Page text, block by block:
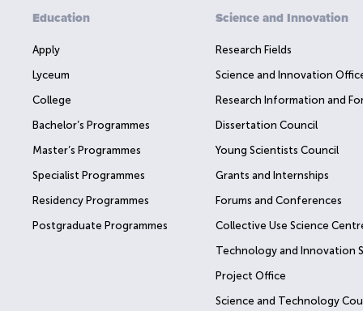
Education
Apply
Lyceum
College
Bachelor’s Programmes
Master’s Programmes
Specialist Programmes
Residency Programmes
Postgraduate Programmes
Science and Innovation
Research Fields
Science and Innovation
Research Information and
Dissertation Council
Young Scientists Council
Grants and Internships
Forums and Conferences
Collective Use Science
Technology and Innovation
Project Office
Science and Technology